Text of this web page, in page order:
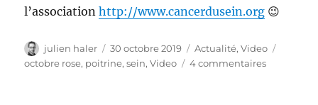
l’associationhttp://www.cancerdusein.org 😉
Auteur
julien haler
Publié
le
30 octobre 2019 Catégories
Actualité,Video
octobre rose, poitrine,sein,Video 4 commentairessur